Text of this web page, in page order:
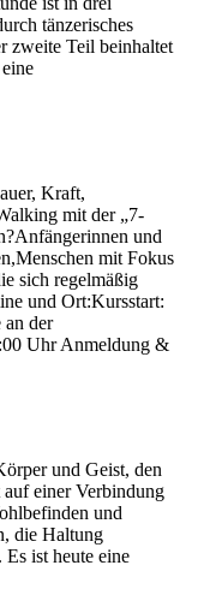
tänzerisches
zweite Teil beinhaltet
Kraft,
mit der „7-
und
mit Fokus
sich regelmäßig
und Ort:Kursstart:
der
Uhr Anmeldung &
und Geist, den
auf einer Verbindung
und
die Haltung
ist heute eine